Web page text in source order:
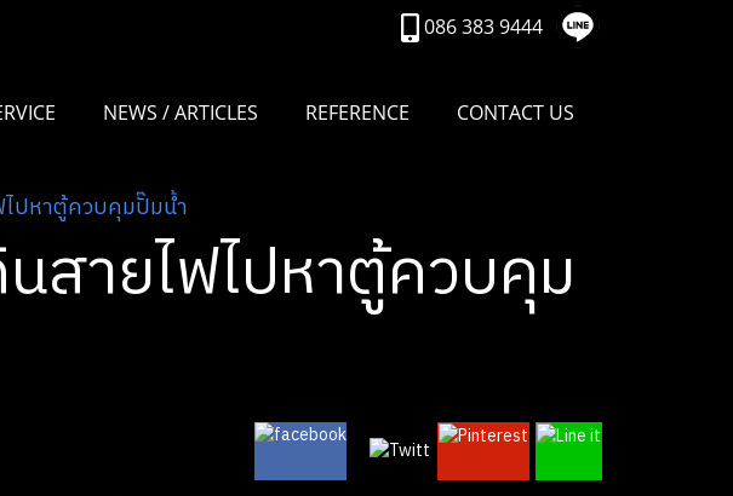
086 383 9444
NEWS / ARTICLES REFERENCE CONTACT US
ปหาตู้ควบคุมปั๊มน้ำ
สายไฟไปหาตู้ควบคุม